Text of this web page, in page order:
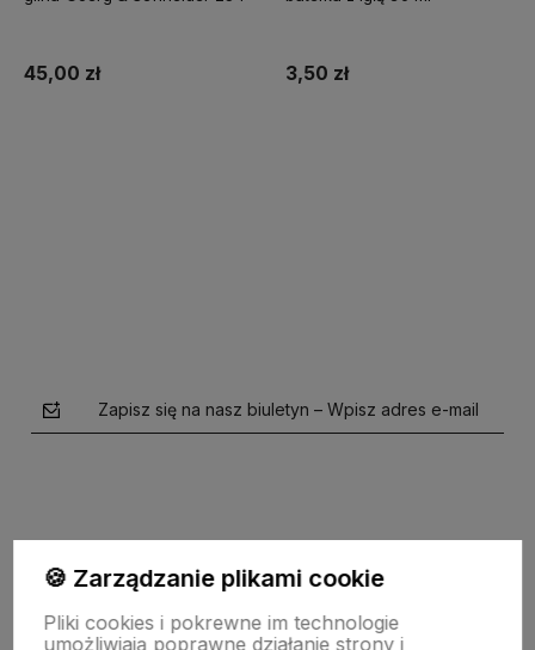
45,00 zł 3,50 zł
Zapisz się na nasz biuletyn – Wpisz adres e-mail
polityce prywatności
🍪 Zarządzanie plikami cookie
Pliki cookies i pokrewne im technologie
umożliwiają poprawne działanie strony i